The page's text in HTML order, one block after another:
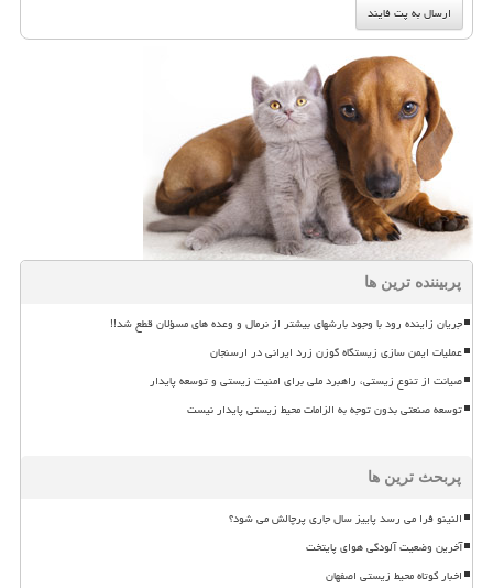
پربیننده ترین ها
جریان زاینده رود با وجود بارشهای بیشتر از نرمال و وعده های مسؤلان قطع شد!!
عملیات ایمن سازی زیستگاه گوزن زرد ایرانی در ارسنجان
صیانت از تنوع زیستی، راهبرد ملی برای امنیت زیستی و توسعه پایدار
توسعه صنعتی بدون توجه به الزامات محیط زیستی پایدار نیست
پربحث ترین ها
النینو فرا می رسد پاییز سال جاری پرچالش می شود؟
آخرین وضعیت آلودگی هوای پایتخت
اخبار کوتاه محیط زیستی اصفهان